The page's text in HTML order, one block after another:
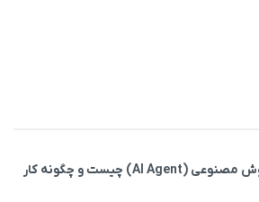
عامل هوش مصنوعی (AI Agent) چیست و چگونه کار